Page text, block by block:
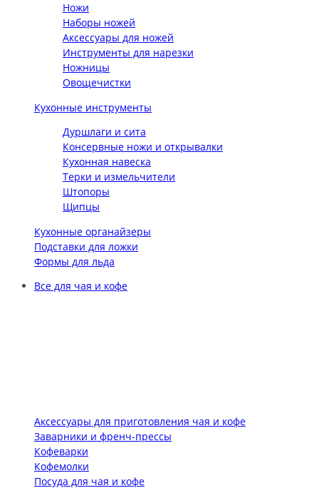
Ножи
Наборы ножей
Аксессуары для ножей
Инструменты для нарезки
Ножницы
Овощечистки
Кухонные инструменты
Дуршлаги и сита
Консервные ножи и открывалки
Кухонная навеска
Терки и измельчители
Штопоры
Щипцы
Кухонные органайзеры
Подставки для ложки
Формы для льда
Все для чая и кофе
Аксессуары для приготовления чая и кофе
Заварники и френч-прессы
Кофеварки
Кофемолки
Посуда для чая и кофе